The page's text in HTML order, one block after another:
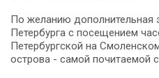
По желанию дополнительная
Петербурга с посещением
Петербургской на
острова - самой почитаемой